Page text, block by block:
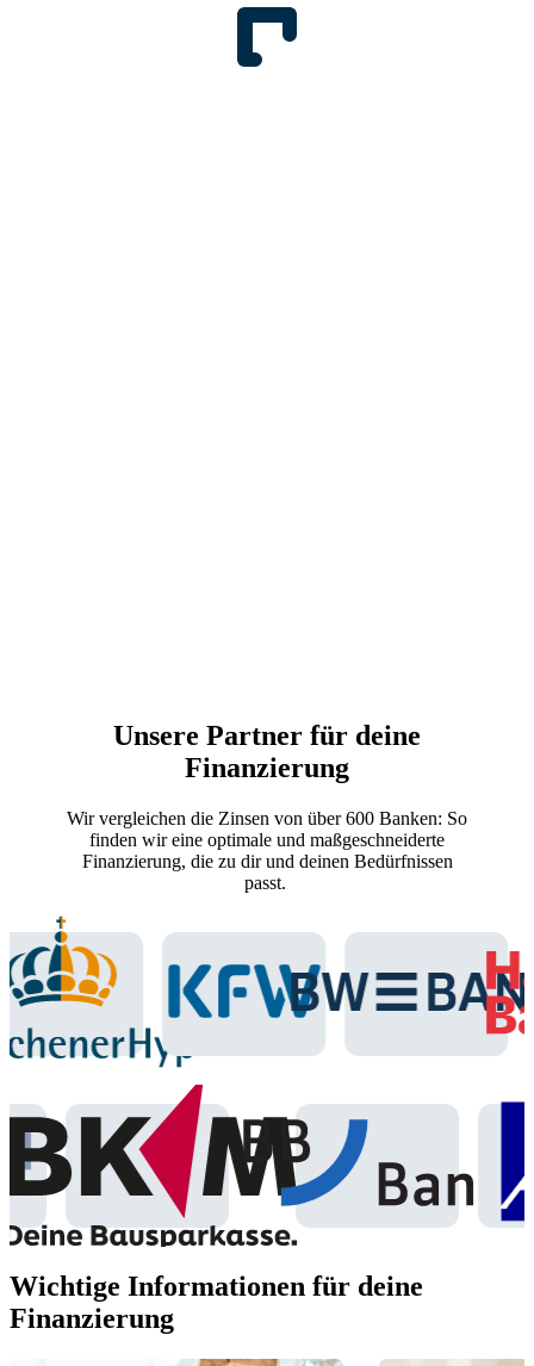
Unsere Partner für deine
Finanzierung
Wir vergleichen die Zinsen von über 600 Banken: So
finden wir eine optimale und maßgeschneiderte
Finanzierung, die zu dir und deinen Bedürfnissen
passt.
Wichtige Informationen für deine
Finanzierung